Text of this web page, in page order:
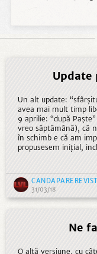
Update
Un alt update:
avea mai mult timp
9 aprilie: “după
vreo săptămână), că
în schimb e că am
propusesem iniţial,
31/03/18
Ne
O altă versiune, cu câteva